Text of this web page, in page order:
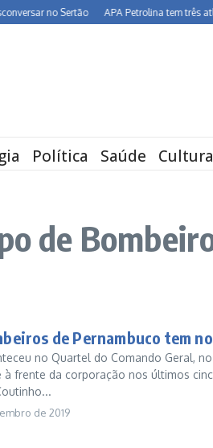
no Sertão APA Petrolina tem três
Política Saúde Cultura
de
de Pernambuco tem
no Quartel do Comando Geral,
à frente da corporação nos últimos
de 2019